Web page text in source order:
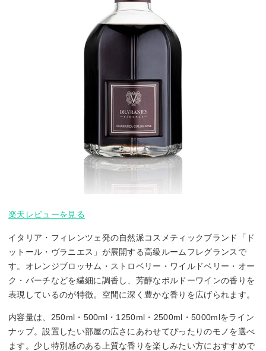
楽天レビューを見る
イタリア・フィレンツェ発の自然派コスメティックブランド「ド
ットール・ヴラニエス」が展開する高級ルームフレグランスで
す。オレンジブロッサム・ストロベリー・ワイルドベリー・オー
ク・バーチなどを繊細に調香し、芳醇なボルドーワインの香りを
表現しているのが特徴。空間に深く豊かな香りを広げられます。
内容量は、250ml・500ml・1250ml・2500ml・5000mlをライン
ナップ。設置したい部屋の広さにあわせてぴったりのモノを選べ
ます。少し特別感のある上質な香りを楽しみたい方におすすめで